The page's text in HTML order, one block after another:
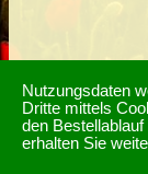
Nutzungsdaten
Dritte mittels
den
erhalten Sie